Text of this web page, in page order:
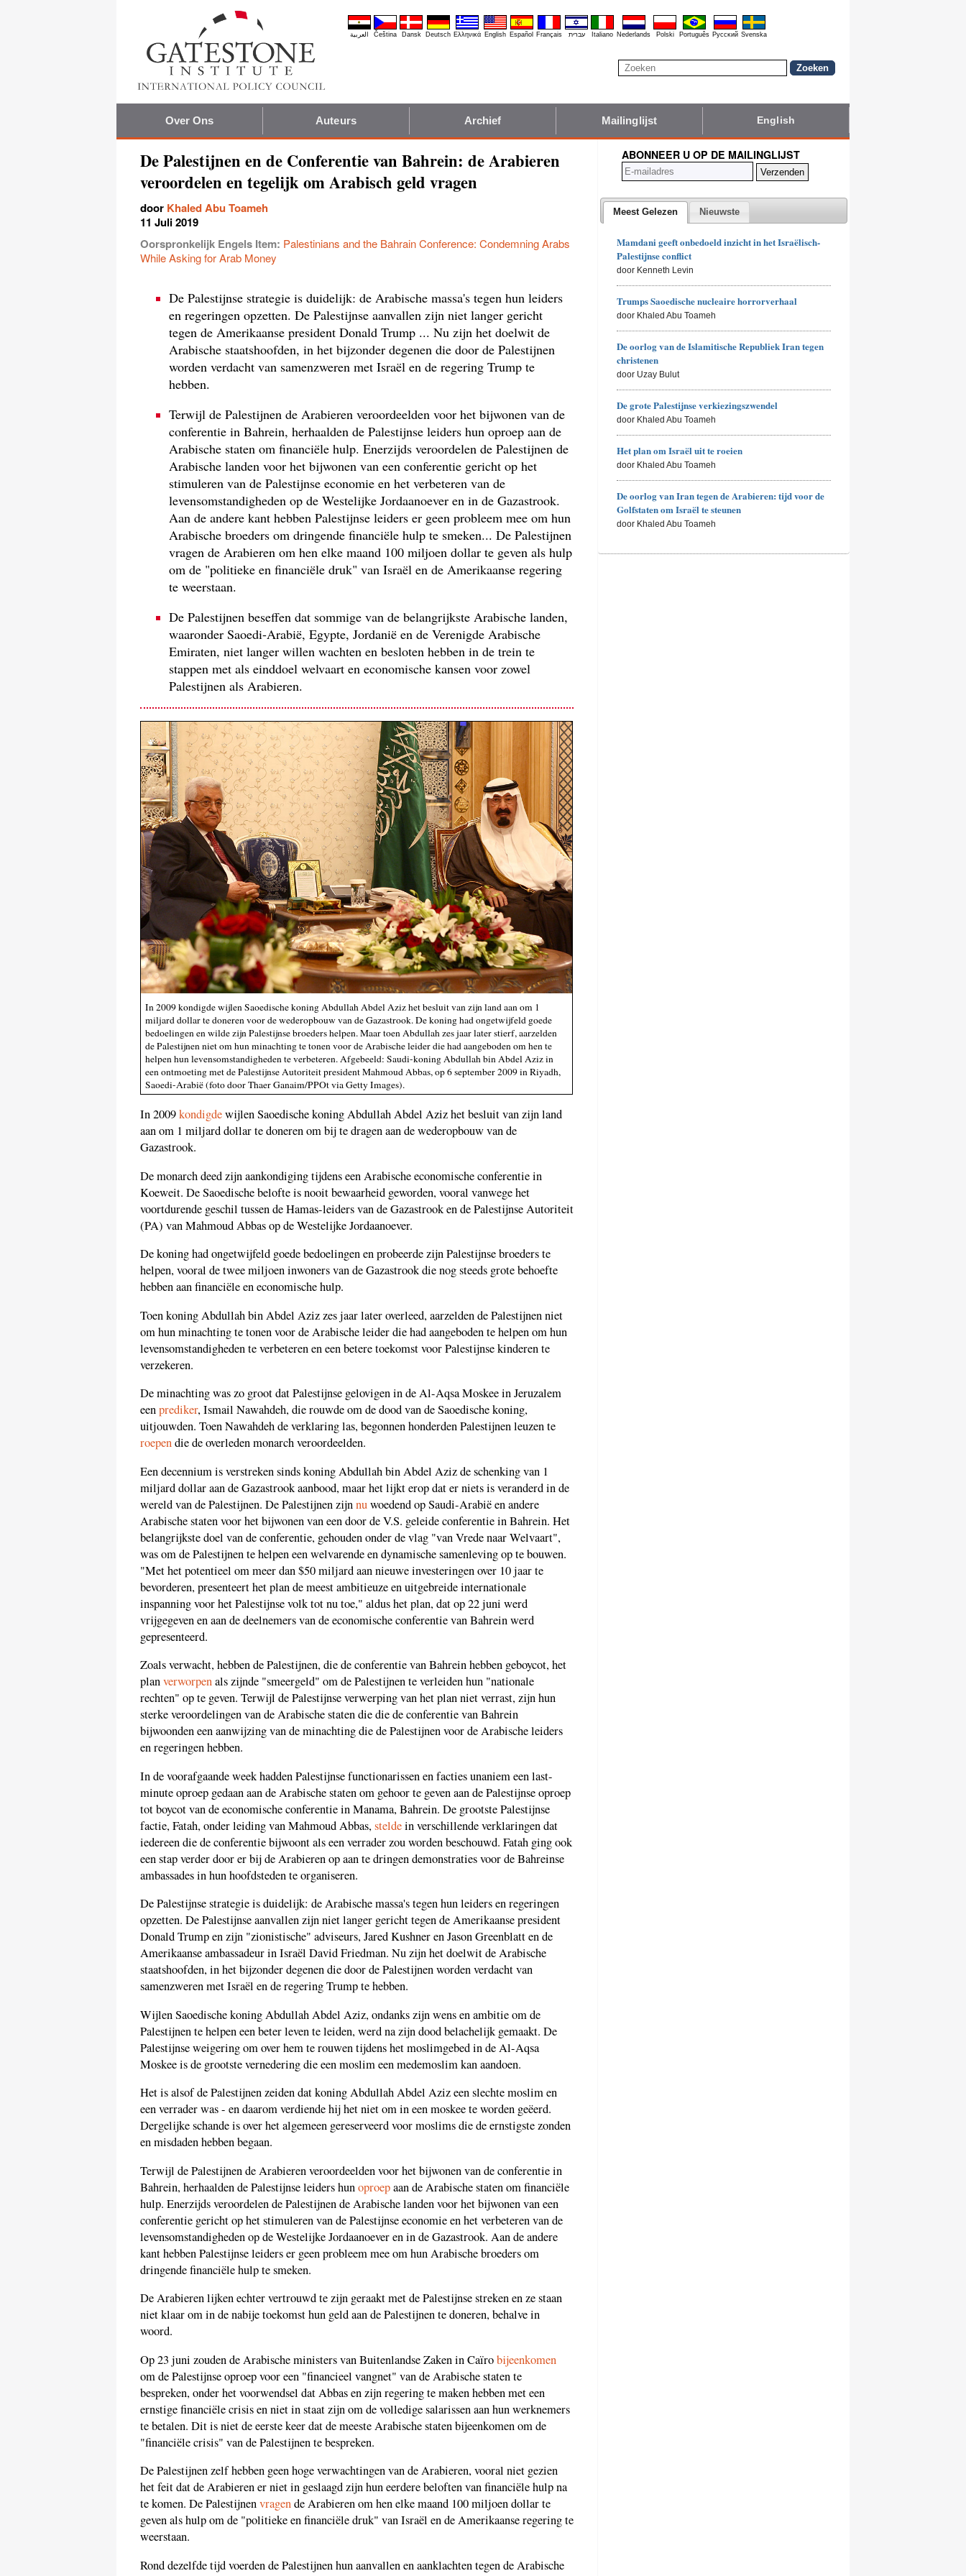
العربية Čeština Dansk Deutsch Ελληνικά English Español Français עברית Italiano Nederlands Polski Português Pyccĸий Svenska
Over Ons Auteurs Archief Mailinglijst English
De Palestijnen en de Conferentie van Bahrein: de Arabieren
veroordelen en tegelijk om Arabisch geld vragen
door Khaled Abu Toameh
11 Juli 2019
Oorspronkelijk Engels Item: Palestinians and the Bahrain Conference: Condemning Arabs
While Asking for Arab Money
De Palestijnse strategie is duidelijk: de Arabische massa's tegen hun leiders
en regeringen opzetten. De Palestijnse aanvallen zijn niet langer gericht
tegen de Amerikaanse president Donald Trump ... Nu zijn het doelwit de
Arabische staatshoofden, in het bijzonder degenen die door de Palestijnen
worden verdacht van samenzweren met Israël en de regering Trump te
hebben.
Terwijl de Palestijnen de Arabieren veroordeelden voor het bijwonen van de
conferentie in Bahrein, herhaalden de Palestijnse leiders hun oproep aan de
Arabische staten om financiële hulp. Enerzijds veroordelen de Palestijnen de
Arabische landen voor het bijwonen van een conferentie gericht op het
stimuleren van de Palestijnse economie en het verbeteren van de
levensomstandigheden op de Westelijke Jordaanoever en in de Gazastrook.
Aan de andere kant hebben Palestijnse leiders er geen probleem mee om hun
Arabische broeders om dringende financiële hulp te smeken... De Palestijnen
vragen de Arabieren om hen elke maand 100 miljoen dollar te geven als hulp
om de "politieke en financiële druk" van Israël en de Amerikaanse regering
te weerstaan.
De Palestijnen beseffen dat sommige van de belangrijkste Arabische landen,
waaronder Saoedi-Arabië, Egypte, Jordanië en de Verenigde Arabische
Emiraten, niet langer willen wachten en besloten hebben in de trein te
stappen met als einddoel welvaart en economische kansen voor zowel
Palestijnen als Arabieren.
In 2009 kondigde wijlen Saoedische koning Abdullah Abdel Aziz het besluit van zijn land aan om 1
miljard dollar te doneren voor de wederopbouw van de Gazastrook. De koning had ongetwijfeld goede
bedoelingen en wilde zijn Palestijnse broeders helpen. Maar toen Abdullah zes jaar later stierf, aarzelden
de Palestijnen niet om hun minachting te tonen voor de Arabische leider die had aangeboden om hen te
helpen hun levensomstandigheden te verbeteren. Afgebeeld: Saudi-koning Abdullah bin Abdel Aziz in
een ontmoeting met de Palestijnse Autoriteit president Mahmoud Abbas, op 6 september 2009 in Riyadh,
Saoedi-Arabië (foto door Thaer Ganaim/PPOt via Getty Images).
In 2009kondigdewijlen Saoedische koning Abdullah Abdel Aziz het besluit van zijn land
aan om 1 miljard dollar te doneren om bij te dragen aan de wederopbouw van de
Gazastrook.
De monarch deed zijn aankondiging tijdens een Arabische economische conferentie in
Koeweit. De Saoedische belofte is nooit bewaarheid geworden, vooral vanwege het
voortdurende geschil tussen de Hamas-leiders van de Gazastrook en de Palestijnse Autoriteit
(PA) van Mahmoud Abbas op de Westelijke Jordaanoever.
De koning had ongetwijfeld goede bedoelingen en probeerde zijn Palestijnse broeders te
helpen, vooral de twee miljoen inwoners van de Gazastrook die nog steeds grote behoefte
hebben aan financiële en economische hulp.
Toen koning Abdullah bin Abdel Aziz zes jaar later overleed, aarzelden de Palestijnen niet
om hun minachting te tonen voor de Arabische leider die had aangeboden te helpen om hun
levensomstandigheden te verbeteren en een betere toekomst voor Palestijnse kinderen te
verzekeren.
De minachting was zo groot dat Palestijnse gelovigen in de Al-Aqsa Moskee in Jeruzalem
eenprediker, Ismail Nawahdeh, die rouwde om de dood van de Saoedische koning,
uitjouwden. Toen Nawahdeh de verklaring las, begonnen honderden Palestijnen leuzen te
roependie de overleden monarch veroordeelden.
Een decennium is verstreken sinds koning Abdullah bin Abdel Aziz de schenking van 1
miljard dollar aan de Gazastrook aanbood, maar het lijkt erop dat er niets is veranderd in de
wereld van de Palestijnen. De Palestijnen zijnnuwoedend op Saudi-Arabië en andere
Arabische staten voor het bijwonen van een door de V.S. geleide conferentie in Bahrein. Het
belangrijkste doel van de conferentie, gehouden onder de vlag "van Vrede naar Welvaart",
was om de Palestijnen te helpen een welvarende en dynamische samenleving op te bouwen.
"Met het potentieel om meer dan $50 miljard aan nieuwe investeringen over 10 jaar te
bevorderen, presenteert het plan de meest ambitieuze en uitgebreide internationale
inspanning voor het Palestijnse volk tot nu toe," aldus het plan, dat op 22 juni werd
vrijgegeven en aan de deelnemers van de economische conferentie van Bahrein werd
gepresenteerd.
Zoals verwacht, hebben de Palestijnen, die de conferentie van Bahrein hebben geboycot, het
planverworpenals zijnde "smeergeld" om de Palestijnen te verleiden hun "nationale
rechten" op te geven. Terwijl de Palestijnse verwerping van het plan niet verrast, zijn hun
sterke veroordelingen van de Arabische staten die die de conferentie van Bahrein
bijwoonden een aanwijzing van de minachting die de Palestijnen voor de Arabische leiders
en regeringen hebben.
In de voorafgaande week hadden Palestijnse functionarissen en facties unaniem een last-
minute oproep gedaan aan de Arabische staten om gehoor te geven aan de Palestijnse oproep
tot boycot van de economische conferentie in Manama, Bahrein. De grootste Palestijnse
factie, Fatah, onder leiding van Mahmoud Abbas,steldein verschillende verklaringen dat
iedereen die de conferentie bijwoont als een verrader zou worden beschouwd. Fatah ging ook
een stap verder door er bij de Arabieren op aan te dringen demonstraties voor de Bahreinse
ambassades in hun hoofdsteden te organiseren.
De Palestijnse strategie is duidelijk: de Arabische massa's tegen hun leiders en regeringen
opzetten. De Palestijnse aanvallen zijn niet langer gericht tegen de Amerikaanse president
Donald Trump en zijn "zionistische" adviseurs, Jared Kushner en Jason Greenblatt en de
Amerikaanse ambassadeur in Israël David Friedman. Nu zijn het doelwit de Arabische
staatshoofden, in het bijzonder degenen die door de Palestijnen worden verdacht van
samenzweren met Israël en de regering Trump te hebben.
Wijlen Saoedische koning Abdullah Abdel Aziz, ondanks zijn wens en ambitie om de
Palestijnen te helpen een beter leven te leiden, werd na zijn dood belachelijk gemaakt. De
Palestijnse weigering om over hem te rouwen tijdens het moslimgebed in de Al-Aqsa
Moskee is de grootste vernedering die een moslim een medemoslim kan aandoen.
Het is alsof de Palestijnen zeiden dat koning Abdullah Abdel Aziz een slechte moslim en
een verrader was - en daarom verdiende hij het niet om in een moskee te worden geëerd.
Dergelijke schande is over het algemeen gereserveerd voor moslims die de ernstigste zonden
en misdaden hebben begaan.
Terwijl de Palestijnen de Arabieren veroordeelden voor het bijwonen van de conferentie in
Bahrein, herhaalden de Palestijnse leiders hunoproepaan de Arabische staten om financiële
hulp. Enerzijds veroordelen de Palestijnen de Arabische landen voor het bijwonen van een
conferentie gericht op het stimuleren van de Palestijnse economie en het verbeteren van de
levensomstandigheden op de Westelijke Jordaanoever en in de Gazastrook. Aan de andere
kant hebben Palestijnse leiders er geen probleem mee om hun Arabische broeders om
dringende financiële hulp te smeken.
De Arabieren lijken echter vertrouwd te zijn geraakt met de Palestijnse streken en ze staan
niet klaar om in de nabije toekomst hun geld aan de Palestijnen te doneren, behalve in
woord.
Op 23 juni zouden de Arabische ministers van Buitenlandse Zaken in Caïrobijeenkomen
om de Palestijnse oproep voor een "financieel vangnet" van de Arabische staten te
bespreken, onder het voorwendsel dat Abbas en zijn regering te maken hebben met een
ernstige financiële crisis en niet in staat zijn om de volledige salarissen aan hun werknemers
te betalen. Dit is niet de eerste keer dat de meeste Arabische staten bijeenkomen om de
"financiële crisis" van de Palestijnen te bespreken.
De Palestijnen zelf hebben geen hoge verwachtingen van de Arabieren, vooral niet gezien
het feit dat de Arabieren er niet in geslaagd zijn hun eerdere beloften van financiële hulp na
te komen. De Palestijnenvragende Arabieren om hen elke maand 100 miljoen dollar te
geven als hulp om de "politieke en financiële druk" van Israël en de Amerikaanse regering te
weerstaan.
Rond dezelfde tijd voerden de Palestijnen hun aanvallen en aanklachten tegen de Arabische
ABONNEER U OP DE MAILINGLIJST
Meest Gelezen Nieuwste
Mamdani geeft onbedoeld inzicht in het Israëlisch-
Palestijnse conflict
door Kenneth Levin
Trumps Saoedische nucleaire horrorverhaal
door Khaled Abu Toameh
De oorlog van de Islamitische Republiek Iran tegen
christenen
door Uzay Bulut
De grote Palestijnse verkiezingszwendel
door Khaled Abu Toameh
Het plan om Israël uit te roeien
door Khaled Abu Toameh
De oorlog van Iran tegen de Arabieren: tijd voor de
Golfstaten om Israël te steunen
door Khaled Abu Toameh